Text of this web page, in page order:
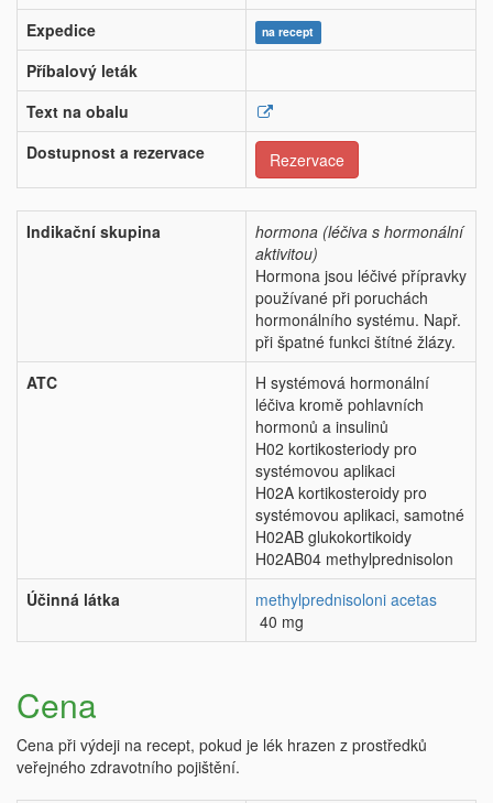
Expedice
na recept
Příbalový leták
Text na obalu
Dostupnost a rezervace
Rezervace
Indikační skupina
hormona (léčiva s hormonální
aktivitou)
Hormona jsou léčivé přípravky
používané při poruchách
hormonálního systému. Např.
při špatné funkci štítné žlázy.
ATC
H systémová hormonální
léčiva kromě pohlavních
hormonů a insulinů
H02 kortikosteriody pro
systémovou aplikaci
H02A kortikosteroidy pro
systémovou aplikaci, samotné
H02AB glukokortikoidy
H02AB04 methylprednisolon
Účinná látka
methylprednisoloni acetas
40 mg
Cena
Cena při výdeji na recept, pokud je lék hrazen z prostředků
veřejného zdravotního pojištění.